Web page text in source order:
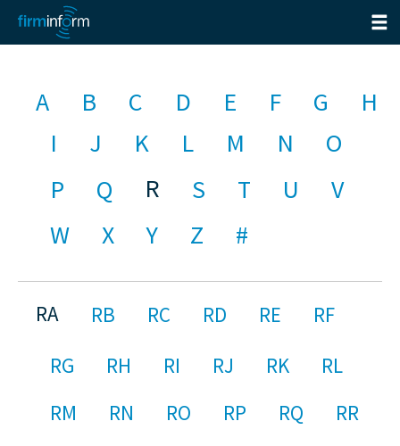
A B C D E F G
H
I
J K L M N
O
P
Q R S T U
V
W
X Y Z #
RA RB RC RD RE
RF
RG
RH RI RJ RK
RL
RM
RN RO RP RQ
RR